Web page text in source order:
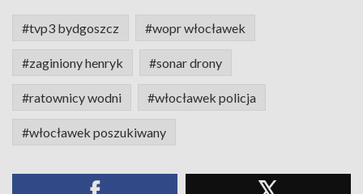
#tvp3 bydgoszcz #wopr włocławek
#zaginiony henryk #sonar drony
#ratownicy wodni #włocławek policja
#włocławek poszukiwany